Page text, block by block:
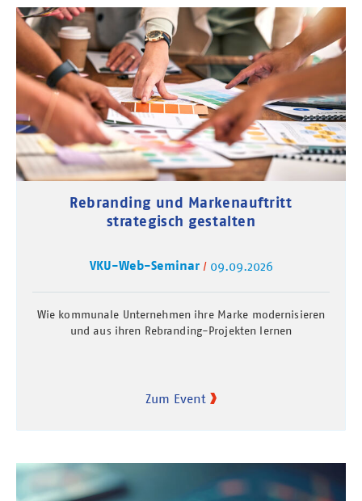
Rebranding und Markenauftritt
strategisch gestalten
VKU-Web-Seminar 09.09.2026
Wie kommunale Unternehmen ihre Marke modernisieren
und aus ihren Rebranding-Projekten lernen
Zum Event